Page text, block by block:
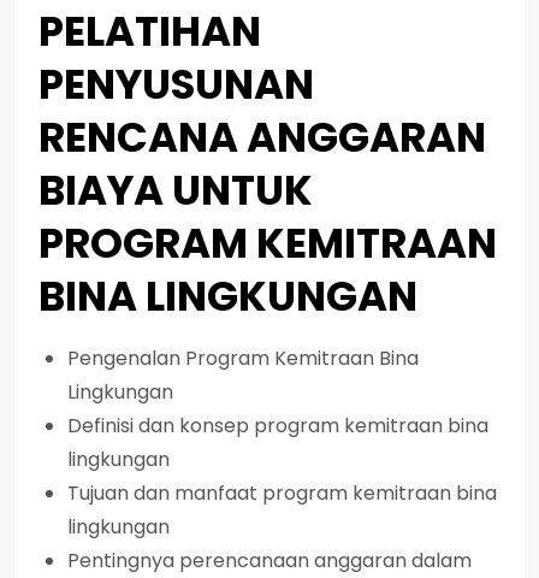
PELATIHAN
PENYUSUNAN
RENCANA ANGGARAN
BIAYA UNTUK
PROGRAM KEMITRAAN
BINA LINGKUNGAN
Pengenalan Program Kemitraan Bina
Lingkungan
Definisi dan konsep program kemitraan bina
lingkungan
Tujuan dan manfaat program kemitraan bina
lingkungan
Pentingnya perencanaan anggaran dalam